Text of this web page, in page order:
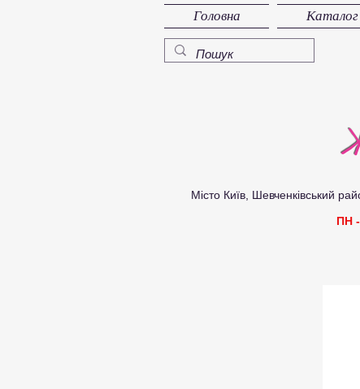
Головна Каталог
Місто Київ, Шевченківський
ПН